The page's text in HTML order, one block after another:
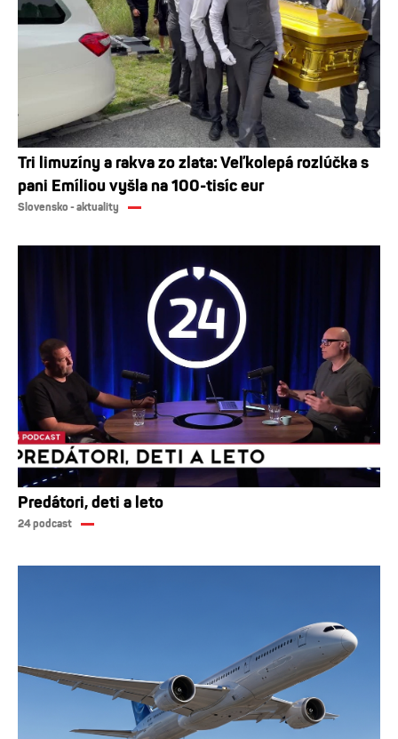
Tri limuzíny a rakva zo zlata: Veľkolepá rozlúčka s
pani Emíliou vyšla na 100-tisíc eur
Slovensko - aktuality
Predátori, deti a leto
24 podcast